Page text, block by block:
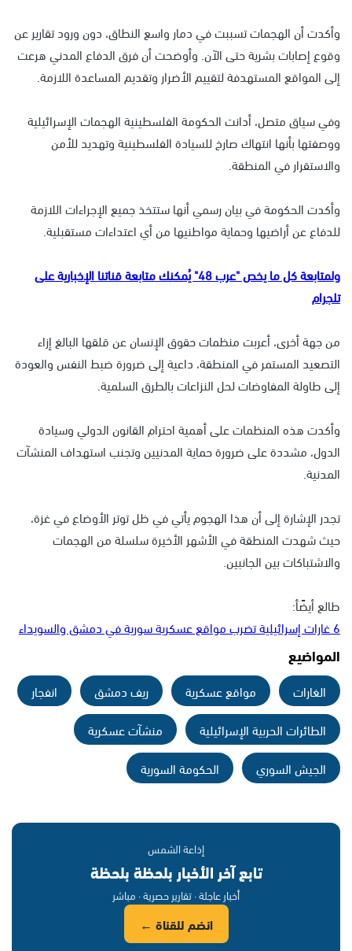
وأكدت أن الهجمات تسببت في دمار واسع النطاق، دون ورود تقارير عن
وقوع إصابات بشرية حتى الآن. وأوضحت أن فرق الدفاع المدني هرعت
إلى المواقع المستهدفة لتقييم الأضرار وتقديم المساعدة اللازمة.
وفي سياق متصل، أدانت الحكومة الفلسطينية الهجمات الإسرائيلية
ووصفتها بأنها انتهاك صارخ للسيادة الفلسطينية وتهديد للأمن
والاستقرار في المنطقة.
وأكدت الحكومة في بيان رسمي أنها ستتخذ جميع الإجراءات اللازمة
للدفاع عن أراضيها وحماية مواطنيها من أي اعتداءات مستقبلية.
ولمتابعة كل ما يخص "عرب 48" يُمكنك متابعة قناتنا الإخبارية على
تلجرام
من جهة أخرى، أعربت منظمات حقوق الإنسان عن قلقها البالغ إزاء
التصعيد المستمر في المنطقة، داعية إلى ضرورة ضبط النفس والعودة
إلى طاولة المفاوضات لحل النزاعات بالطرق السلمية.
وأكدت هذه المنظمات على أهمية احترام القانون الدولي وسيادة
الدول، مشددة على ضرورة حماية المدنيين وتجنب استهداف المنشآت
المدنية.
تجدر الإشارة إلى أن هذا الهجوم يأتي في ظل توتر الأوضاع في غزة،
حيث شهدت المنطقة في الأشهر الأخيرة سلسلة من الهجمات
والاشتباكات بين الجانبين.
طالع أيضًأ:
6 غارات إسرائيلية تضرب مواقع عسكرية سورية في دمشق والسويداء
المواضيع
الغارات مواقع عسكرية ريف دمشق
انفجار
الطائرات الحربية الإسرائيلية
منشآت عسكرية
الجيش السوري
الحكومة السورية
إذاعة الشمس
تابع آخر الأخبار بلحظة بلحظة
أخبار عاجلة · تقارير حصرية · مباشر
انضم للقناة ←